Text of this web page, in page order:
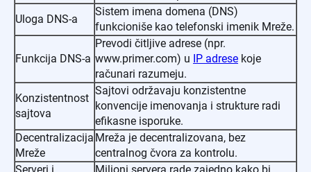
Uloga DNS-a
Sistem imena domena (DNS)
funkcioniše kao telefonski imenik Mreže.
Funkcija DNS-a
Prevodi čitljive adrese (npr.
www.primer.com) u IP adrese koje
računari razumeju.
Konzistentnost
sajtova
Sajtovi održavaju konzistentne
konvencije imenovanja i strukture radi
efikasne isporuke.
Decentralizacija
Mreže
Mreža je decentralizovana, bez
centralnog čvora za kontrolu.